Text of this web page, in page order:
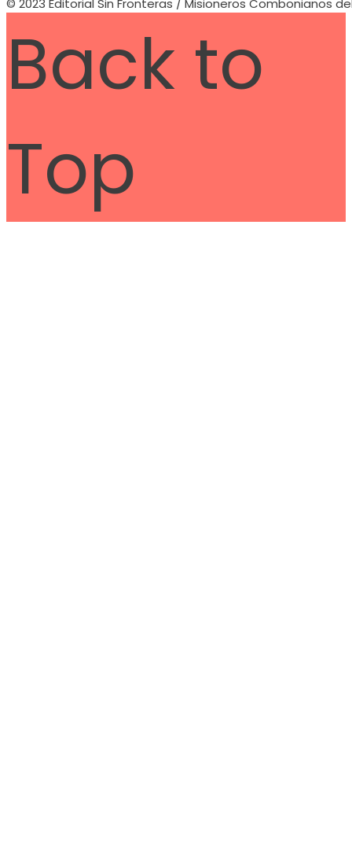
© 2023 Editorial Sin Fronteras / Misioneros Combonianos
Back to
Top